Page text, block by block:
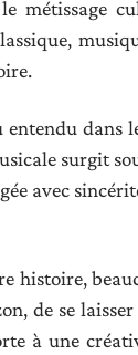
métissage
dans
surgit
avec
histoire,
de se
à une